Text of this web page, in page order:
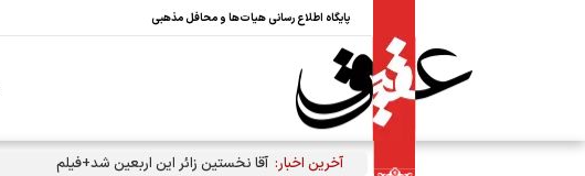
پایگاه اطلاع رسانی هیات‌ها و محافل مذهبی
آخرین اخبار: آقا نخستین زائر این اربعین شد+فیلم